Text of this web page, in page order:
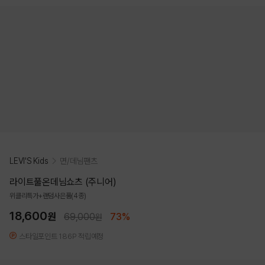
LEVI'S Kids 면/데님팬츠
라이트풀온데님쇼츠 (주니어)
위클리특가+랜덤사은품(4종)
18,600원 69,000원 73%
스타일포인트 186P 적립예정